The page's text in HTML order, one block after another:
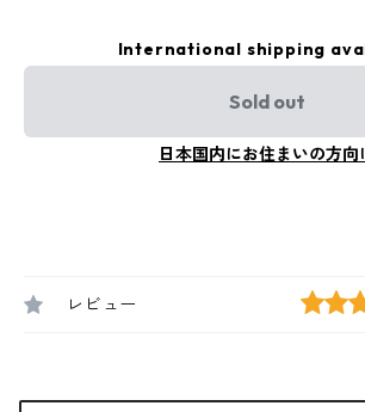
International shipping
Sold out
日本国内にお住まいの方向
レビュー